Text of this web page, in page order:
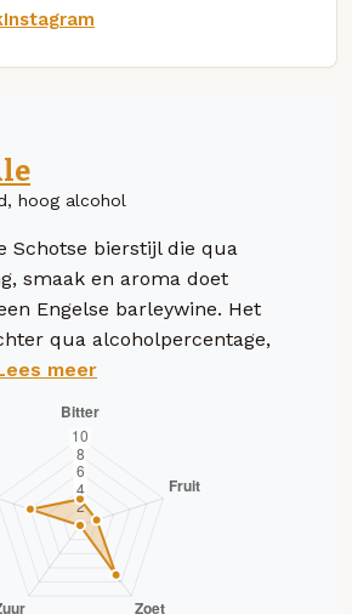
Instagram
hoog alcohol
Schotse bierstijl die qua
smaak en aroma doet
Engelse barleywine. Het
qua alcoholpercentage,
meer